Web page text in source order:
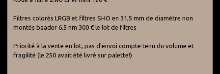
Filtres colorés LRGB et filtres SHO en 31,5 mm de diamètre non
montés baader 6.5 nm 300 € le lot de filtres
Priorité à la vente en lot, pas d'envoi compte tenu du volume et
fragilité (le 250 avait été livré sur palette!)